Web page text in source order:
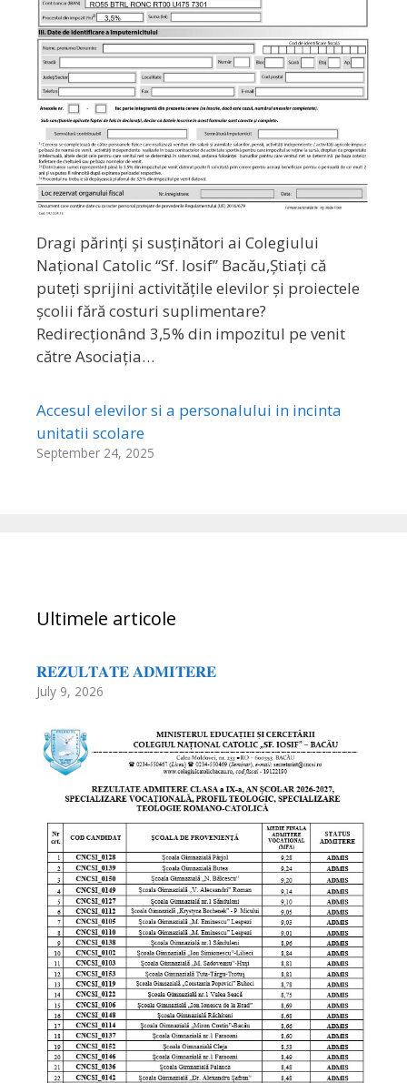
Dragi părinți și susținători ai Colegiului
Național Catolic “Sf. Iosif” Bacău,Știați că
puteți sprijini activitățile elevilor și proiectele
școlii fără costuri suplimentare?
Redirecționând 3,5% din impozitul pe venit
către Asociația…
Accesul elevilor si a personalului in incinta
unitatii scolare
September 24, 2025
Ultimele articole
𝐑𝐄𝐙𝐔𝐋𝐓𝐀𝐓𝐄 𝐀𝐃𝐌𝐈𝐓𝐄𝐑𝐄
July 9, 2026